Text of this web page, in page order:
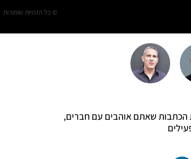
© כל הזכויות שומורות
הכתבות שאתם אוהבים עם חברים,